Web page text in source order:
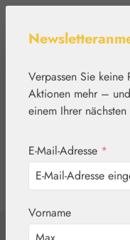
Home
Verpassen Sie keine
Aktionen mehr –
einem Ihrer
E-Mail-Adresse *
Vorname